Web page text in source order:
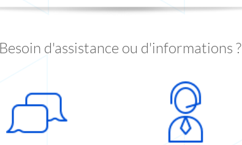
Besoin d'assistance ou d'informations ?